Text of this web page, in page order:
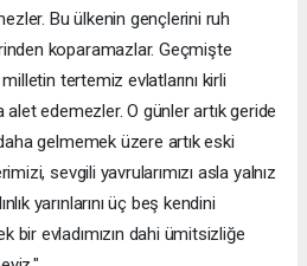
Bu ülkenin gençlerini ruh
koparamazlar. Geçmişte
tertemiz evlatlarını kirli
alet edemezler. O günler artık geride
gelmemek üzere artık eski
sevgili yavrularımızı asla yalnız
yarınlarını üç beş kendini
bir evladımızın dahi ümitsizliğe